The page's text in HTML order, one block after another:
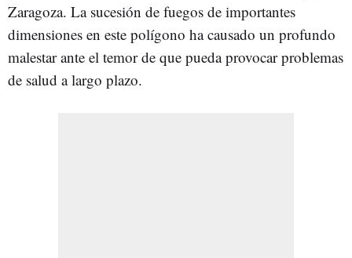
Zaragoza. La sucesión de fuegos de importantes
dimensiones en este polígono ha causado un profundo
malestar ante el temor de que pueda provocar problemas
de salud a largo plazo.